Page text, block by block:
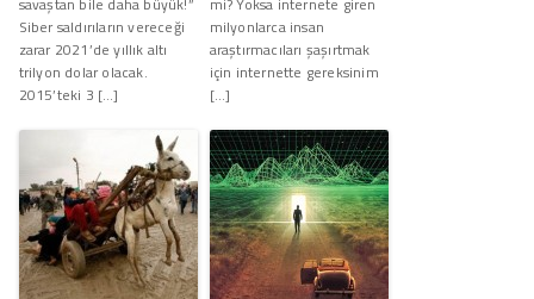
Siber saldırıların vereceği
zarar 2021’de yıllık altı
trilyon dolar olacak.
2015’teki 3 […]
milyonlarca insan
araştırmacıları şaşırtmak
için internette gereksinim
[…]